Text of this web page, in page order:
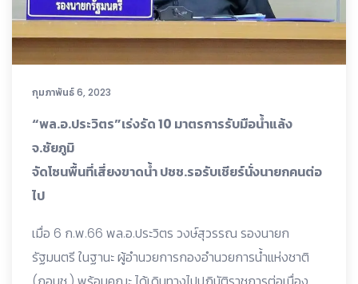
กุมภาพันธ์ 6, 2023
“พล.อ.ประวิตร”เร่งรัด 10 มาตรการรับมือน้ำแล้ง
จ.ชัยภูมิ
จัดโซนพื้นที่เสี่ยงขาดน้ำ ปชช.รอรับเชียร์นั่งนายกคนต่อ
ไป
เมื่อ 6 ก.พ.66 พล.อ.ประวิตร วงษ์สุวรรณ รองนายก
รัฐมนตรี ในฐานะ ผู้อำนวยการกองอำนวยการน้ำแห่งชาติ